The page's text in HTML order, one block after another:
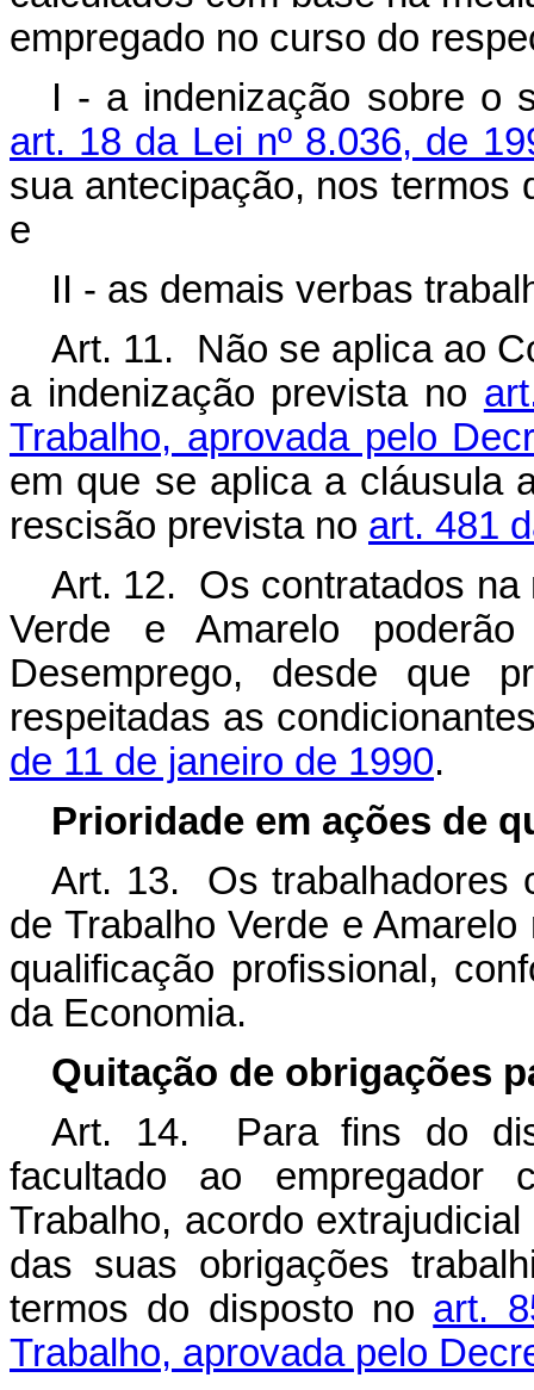
empregado no curso do
I - a indenização sobre o
art. 18 da Lei nº 8.036, de
sua antecipação, nos termos
e
II - as demais verbas
Art. 11. Não se aplica ao
a indenização prevista no
Trabalho, aprovada pelo
em que se aplica a cláusula
rescisão prevista no art. 481
Art. 12. Os contratados na
Verde e Amarelo
Desemprego, desde que
respeitadas as
de 11 de janeiro de 1990.
Prioridade em ações de
Art. 13. Os trabalhadores
de Trabalho Verde e
qualificação profissional,
da Economia.
Quitação de obrigações
Art. 14. Para fins do
facultado ao empregador
Trabalho, acordo
das suas obrigações
termos do disposto no art.
Trabalho, aprovada pelo